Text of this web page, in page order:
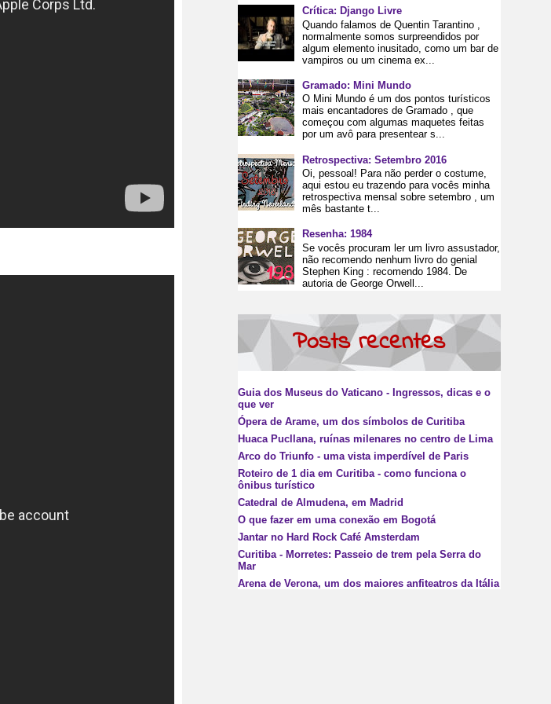
Crítica: Django Livre
Quando falamos de Quentin Tarantino ,
normalmente somos surpreendidos por
algum elemento inusitado, como um bar de
vampiros ou um cinema ex...
Gramado: Mini Mundo
O Mini Mundo é um dos pontos turísticos
mais encantadores de Gramado , que
começou com algumas maquetes feitas
por um avô para presentear s...
Retrospectiva: Setembro 2016
Oi, pessoal! Para não perder o costume,
aqui estou eu trazendo para vocês minha
retrospectiva mensal sobre setembro , um
mês bastante t...
Resenha: 1984
Se vocês procuram ler um livro assustador,
não recomendo nenhum livro do genial
Stephen King : recomendo 1984. De
autoria de George Orwell...
Posts recentes
Guia dos Museus do Vaticano - Ingressos, dicas e o
que ver
Ópera de Arame, um dos símbolos de Curitiba
Huaca Pucllana, ruínas milenares no centro de Lima
Arco do Triunfo - uma vista imperdível de Paris
Roteiro de 1 dia em Curitiba - como funciona o
ônibus turístico
Catedral de Almudena, em Madrid
O que fazer em uma conexão em Bogotá
Jantar no Hard Rock Café Amsterdam
Curitiba - Morretes: Passeio de trem pela Serra do
Mar
Arena de Verona, um dos maiores anfiteatros da Itália